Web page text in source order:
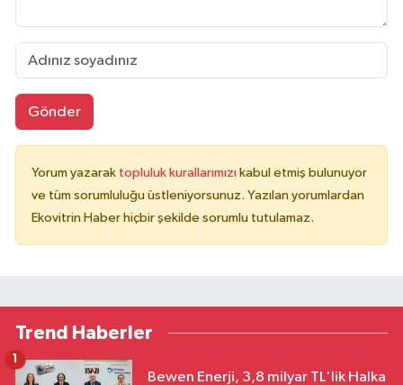
Gönder
Yorum yazarak topluluk kurallarımızı kabul etmiş bulunuyor
ve tüm sorumluluğu üstleniyorsunuz. Yazılan yorumlardan
Ekovitrin Haber hiçbir şekilde sorumlu tutulamaz.
Trend Haberler
Bewen Enerji, 3,8 milyar TL'lik Halka
1